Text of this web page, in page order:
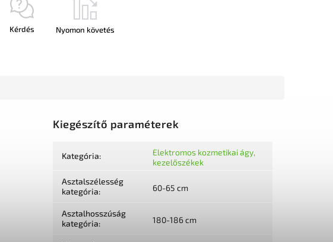
Kérdés Nyomon követés
Kiegészítő paraméterek
Kategória:
Elektromos kozmetikai ágy,
kezelőszékek
Asztalszélesség
kategória: 60-65 cm
Asztalhosszúság
kategória: 180-186 cm